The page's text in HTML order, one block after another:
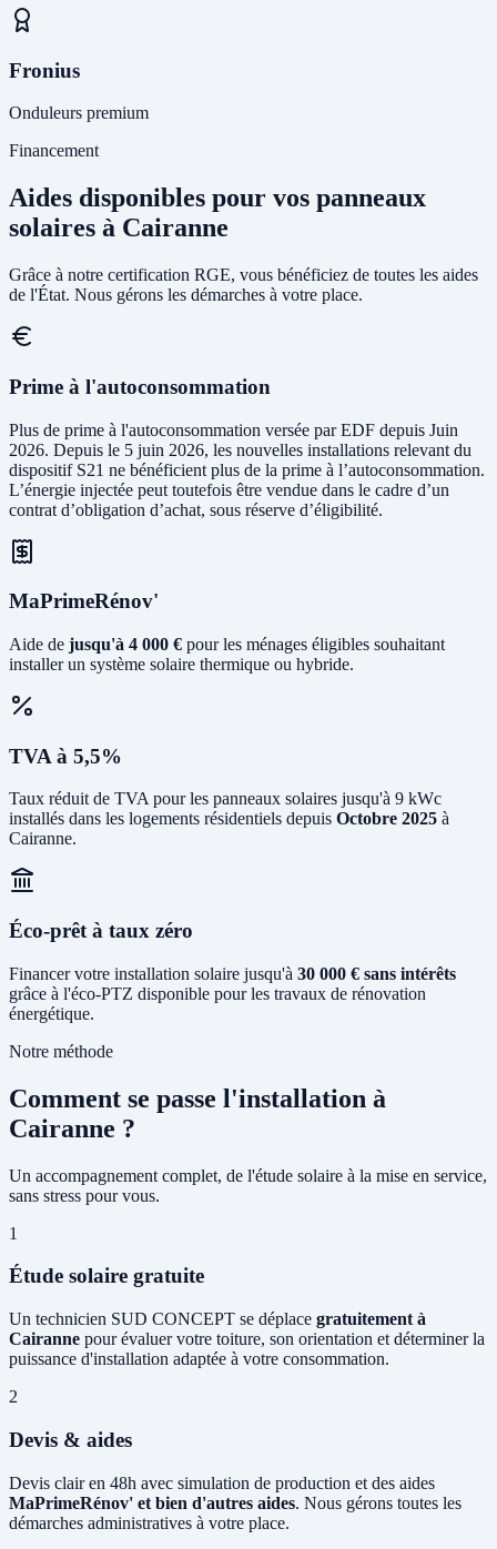
Fronius
Onduleurs premium
Financement
Aides disponibles pour vos panneaux
solaires à Cairanne
Grâce à notre certification RGE, vous bénéficiez de toutes les aides
de l'État. Nous gérons les démarches à votre place.
Prime à l'autoconsommation
Plus de prime à l'autoconsommation versée par EDF depuis Juin
2026. Depuis le 5 juin 2026, les nouvelles installations relevant du
dispositif S21 ne bénéficient plus de la prime à l’autoconsommation.
L’énergie injectée peut toutefois être vendue dans le cadre d’un
contrat d’obligation d’achat, sous réserve d’éligibilité.
MaPrimeRénov'
Aide de jusqu'à 4 000 € pour les ménages éligibles souhaitant
installer un système solaire thermique ou hybride.
TVA à 5,5%
Taux réduit de TVA pour les panneaux solaires jusqu'à 9 kWc
installés dans les logements résidentiels depuis Octobre 2025 à
Cairanne.
Éco-prêt à taux zéro
Financer votre installation solaire jusqu'à 30 000 € sans intérêts
grâce à l'éco-PTZ disponible pour les travaux de rénovation
énergétique.
Notre méthode
Comment se passe l'installation à
Cairanne ?
Un accompagnement complet, de l'étude solaire à la mise en service,
sans stress pour vous.
1
Étude solaire gratuite
Un technicien SUD CONCEPT se déplace gratuitement à
Cairanne pour évaluer votre toiture, son orientation et déterminer la
puissance d'installation adaptée à votre consommation.
2
Devis & aides
Devis clair en 48h avec simulation de production et des aides
MaPrimeRénov' et bien d'autres aides. Nous gérons toutes les
démarches administratives à votre place.